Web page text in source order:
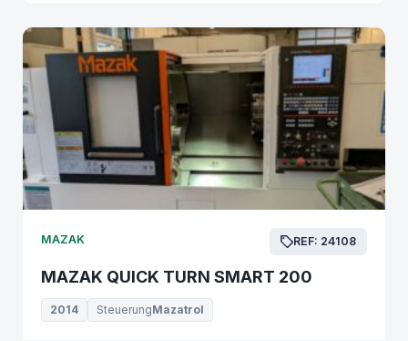
MAZAK REF: 24108
MAZAK QUICK TURN SMART 200
2014 SteuerungMazatrol